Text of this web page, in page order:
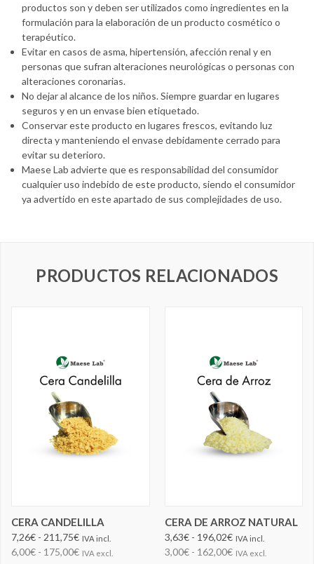
productos son y deben ser utilizados como ingredientes en la
formulación para la elaboración de un producto cosmético o
terapéutico.
Evitar en casos de asma, hipertensión, afección renal y en
personas que sufran alteraciones neurológicas o personas con
alteraciones coronarias.
No dejar al alcance de los niños. Siempre guardar en lugares
seguros y en un envase bien etiquetado.
Conservar este producto en lugares frescos, evitando luz
directa y manteniendo el envase debidamente cerrado para
evitar su deterioro.
Maese Lab advierte que es responsabilidad del consumidor
cualquier uso indebido de este producto, siendo el consumidor
ya advertido en este apartado de sus complejidades de uso.
PRODUCTOS RELACIONADOS
CERA CANDELILLA
7,26€ - 211,75€ IVA incl.
6,00€ - 175,00€ IVA excl.
CERA DE ARROZ NATURAL
3,63€ - 196,02€ IVA incl.
3,00€ - 162,00€ IVA excl.